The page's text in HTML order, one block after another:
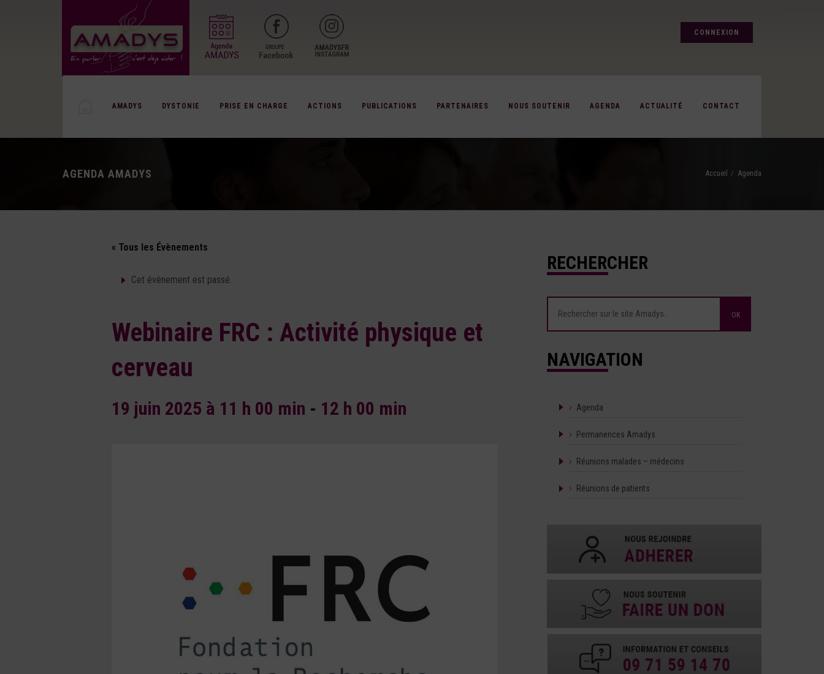
CONNEXION
AMADYS DYSTONIE PRISE EN CHARGE ACTIONS PUBLICATIONS PARTENAIRES NOUS SOUTENIR AGENDA ACTUALITÉ CONTACT
AGENDA AMADYS Accueil Agenda
« Tous les Évènements
Cet évènement est passé.
Webinaire FRC : Activité physique et
cerveau
19 juin 2025 à 11 h 00 min - 12 h 00 min
RECHERCHER
NAVIGATION
Agenda
Permanences Amadys
Réunions malades – médecins
Réunions de patients